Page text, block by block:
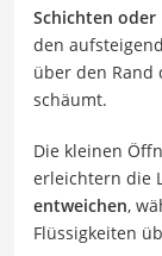
Schichten oder
den
über den Rand
schäumt.
Die kleinen
erleichtern die
entweichen,
Flüssigkeiten